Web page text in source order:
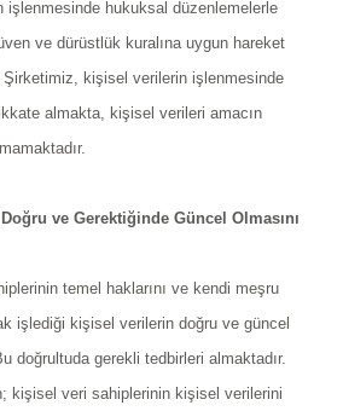
hukuksal düzenlemelerle
ve dürüstlük kuralına uygun hareket
kişisel verilerin işlenmesinde
almakta, kişisel verileri amacın
ve Gerektiğinde Güncel Olmasını
temel haklarını ve kendi meşru
işlediği kişisel verilerin doğru ve güncel
doğrultuda gerekli tedbirleri almaktadır.
kişisel veri sahiplerinin kişisel verilerini